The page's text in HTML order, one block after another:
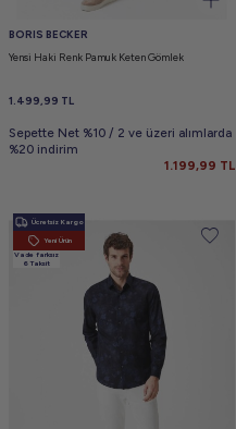
BORIS BECKER
Yensi Haki Renk Pamuk Keten Gömlek
1.499,99 TL
Sepette Net %10 / 2 ve üzeri alımlarda
%20 indirim
1.199,99 TL
Ücretsiz Kargo
Yeni Ürün
Vade farksız
6 Taksit